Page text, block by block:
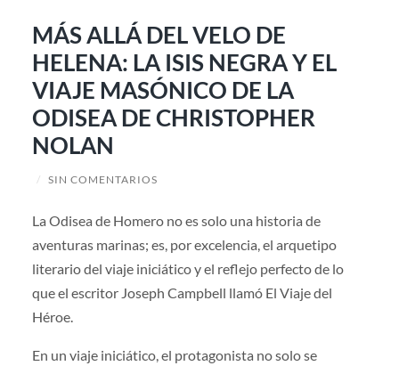
MÁS ALLÁ DEL VELO DE
HELENA: LA ISIS NEGRA Y EL
VIAJE MASÓNICO DE LA
ODISEA DE CHRISTOPHER
NOLAN
/ SIN COMENTARIOS
La Odisea de Homero no es solo una historia de
aventuras marinas; es, por excelencia, el arquetipo
literario del viaje iniciático y el reflejo perfecto de lo
que el escritor Joseph Campbell llamó El Viaje del
Héroe.
En un viaje iniciático, el protagonista no solo se